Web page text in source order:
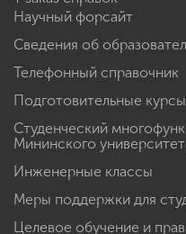
Институт непрерывного
Электронная
Научный форсайт
Сведения об
Телефонный справочник
Подготовительные
Студенческий
Мининского